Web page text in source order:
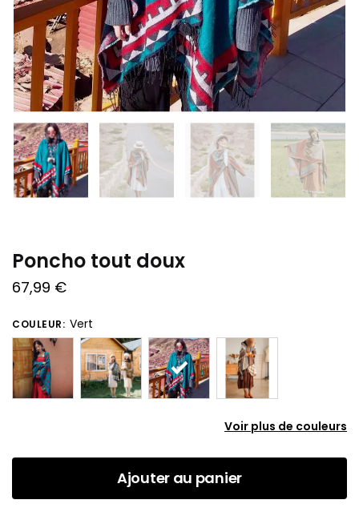
Poncho tout doux
67,99 €
COULEUR: Vert
Voir plus de couleurs
Ajouter au panier